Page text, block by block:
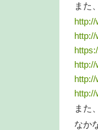
また
また
なか